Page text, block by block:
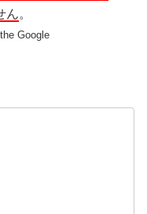
ん。
Google